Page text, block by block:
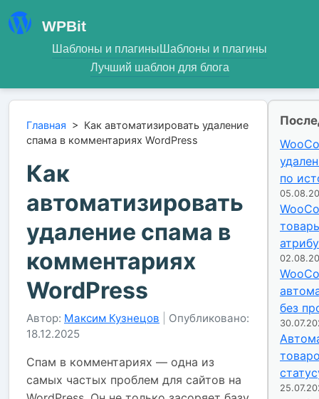
WPBit
Шаблоны и плагины Шаблоны и плагины
Лучший шаблон для блога
Главная > Как автоматизировать удаление
спама в комментариях WordPress
Как
автоматизировать
удаление спама в
комментариях
WordPress
Автор: Максим Кузнецов
Опубликовано:
18.12.2025
Спам в комментариях — одна из
самых частых проблем для сайтов на
по
без